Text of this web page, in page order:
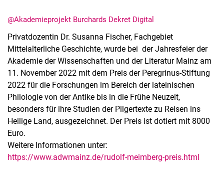
Alle Meldungen
Alle Termine
@Akademieprojekt Burchards Dekret Digital
Privatdozentin Dr. Susanna Fischer, Fachgebiet
Mittelalterliche Geschichte, wurde bei der Jahresfeier der
Akademie der Wissenschaften und der Literatur Mainz am
11. November 2022 mit dem Preis der Peregrinus-Stiftung
2022 für die Forschungen im Bereich der lateinischen
Philologie von der Antike bis in die Frühe Neuzeit,
besonders für ihre Studien der Pilgertexte zu Reisen ins
Heilige Land, ausgezeichnet. Der Preis ist dotiert mit 8000
Euro.
Weitere Informationen unter:
https://www.adwmainz.de/rudolf-meimberg-preis.html